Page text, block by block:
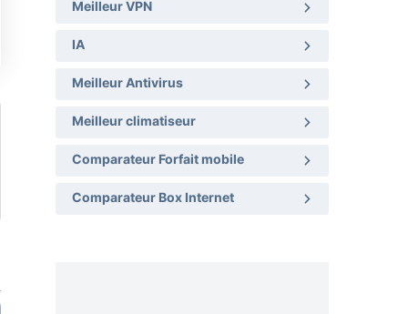
Meilleur VPN
IA
Meilleur Antivirus
Meilleur climatiseur
Comparateur Forfait mobile
Comparateur Box Internet